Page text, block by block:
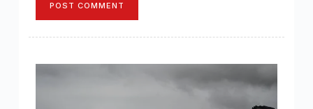
POST COMMENT